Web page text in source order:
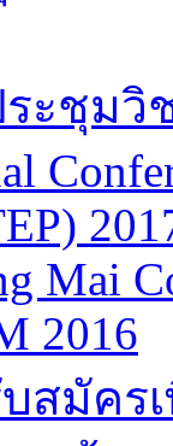
ะชุมวิ
Mai
2016
สมัคร